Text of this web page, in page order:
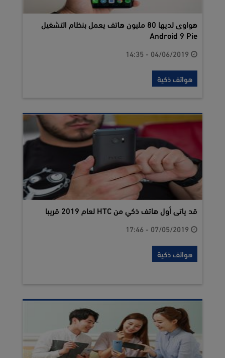
هواوى لديها 80 مليون هاتف يعمل بنظام التشغيل
Android 9 Pie
هواتف ذكية
قد ياتى أول هاتف ذكي من HTC لعام 2019 قريبا
هواتف ذكية